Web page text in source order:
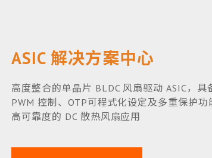
ASIC 解决方案中心
高度整合的单晶片 BLDC 风扇驱动 ASIC，具
PWM 控制、OTP可程式化设定及多重保护功
高可靠度的 DC 散热风扇应用